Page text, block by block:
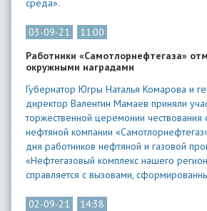
среда».
03-09-21
11:00
Работники «Самотлорнефтегаза»
окружными наградами
Губернатор Югры Наталья Комарова и
директор Валентин Мамаев приняли
торжественной церемонии чествования
нефтяной компании
дня работников нефтяной и газовой
«Нефтегазовый комплекс нашего
справляется с вызовами,
02-09-21
14:38